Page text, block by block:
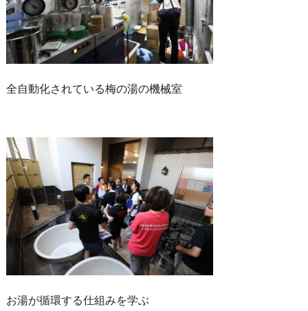
全自動化されている梅の湯の機械室
お湯が循環する仕組みを学ぶ